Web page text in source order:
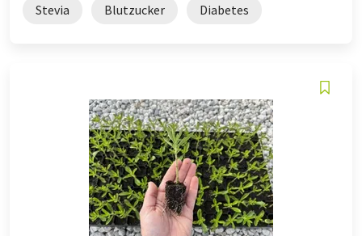
Stevia Blutzucker Diabetes